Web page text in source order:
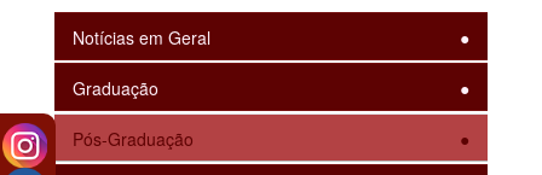
Notícias em Geral
Graduação
Pós-Graduação